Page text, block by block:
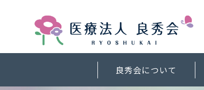
良秀会について